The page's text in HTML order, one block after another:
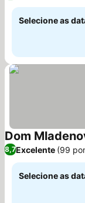
Selecione as
Dom
8,7Excelente (99
Selecione as